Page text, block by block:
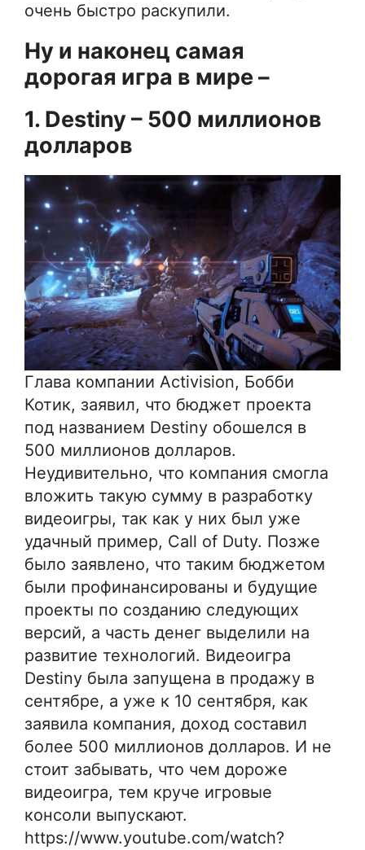
очень быстро раскупили.
Ну и наконец самая
дорогая игра в мире –
1. Destiny – 500 миллионов
долларов
Глава компании Activision, Бобби
Котик, заявил, что бюджет проекта
под названием Destiny обошелся в
500 миллионов долларов.
Неудивительно, что компания смогла
вложить такую сумму в разработку
видеоигры, так как у них был уже
удачный пример, Call of Duty. Позже
было заявлено, что таким бюджетом
были профинансированы и будущие
проекты по созданию следующих
версий, а часть денег выделили на
развитие технологий. Видеоигра
Destiny была запущена в продажу в
сентябре, а уже к 10 сентября, как
заявила компания, доход составил
более 500 миллионов долларов. И не
стоит забывать, что чем дороже
видеоигра, тем круче игровые
консоли выпускают.
https://www.youtube.com/watch?